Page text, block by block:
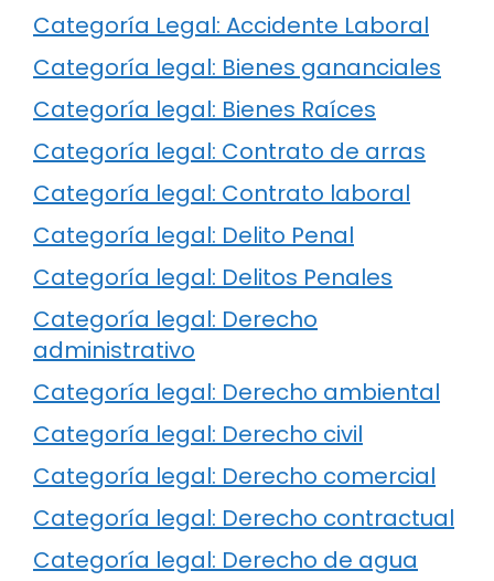
Categoría Legal: Accidente Laboral
Categoría legal: Bienes gananciales
Categoría legal: Bienes Raíces
Categoría legal: Contrato de arras
Categoría legal: Contrato laboral
Categoría legal: Delito Penal
Categoría legal: Delitos Penales
Categoría legal: Derecho
administrativo
Categoría legal: Derecho ambiental
Categoría legal: Derecho civil
Categoría legal: Derecho comercial
Categoría legal: Derecho contractual
Categoría legal: Derecho de agua